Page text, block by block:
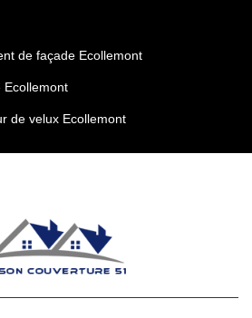
de façade Ecollemont
Ecollemont
de velux Ecollemont